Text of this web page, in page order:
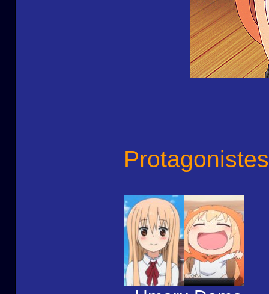
Protagonistes